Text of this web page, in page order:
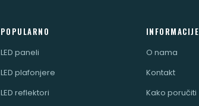
POPULARNO
LED paneli
LED plafonjere
LED reflektori
INFORMACIJE
O nama
Kontakt
Kako poručiti